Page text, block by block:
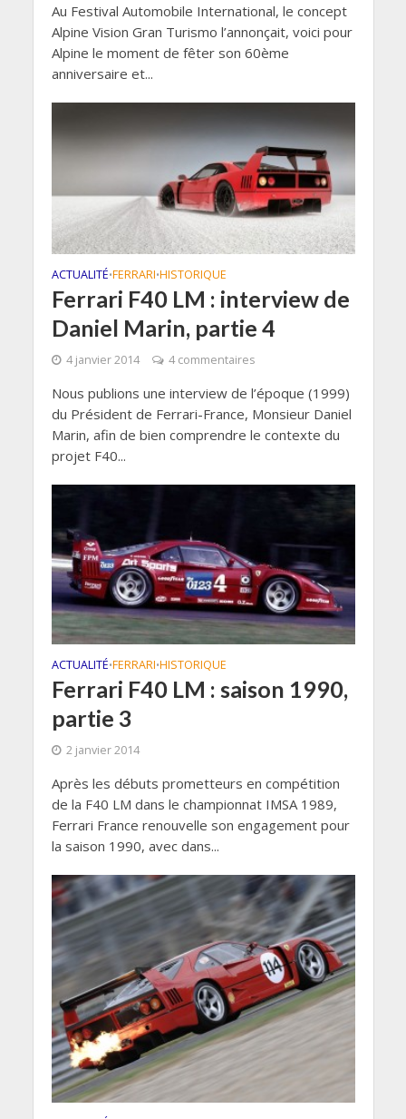
Au Festival Automobile International, le concept
Alpine Vision Gran Turismo l’annonçait, voici pour
Alpine le moment de fêter son 60ème
anniversaire et...
ACTUALITÉ•FERRARI•HISTORIQUE
Ferrari F40 LM : interview de
Daniel Marin, partie 4
4 janvier 2014 4 commentaires
Nous publions une interview de l’époque (1999)
du Président de Ferrari-France, Monsieur Daniel
Marin, afin de bien comprendre le contexte du
projet F40...
ACTUALITÉ•FERRARI•HISTORIQUE
Ferrari F40 LM : saison 1990,
partie 3
2 janvier 2014
Après les débuts prometteurs en compétition
de la F40 LM dans le championnat IMSA 1989,
Ferrari France renouvelle son engagement pour
la saison 1990, avec dans...